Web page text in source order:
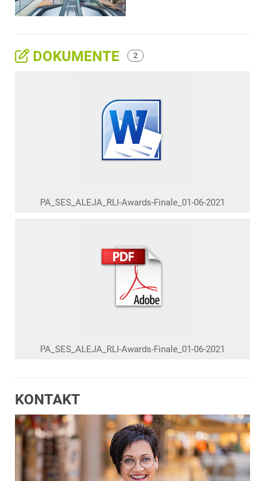
DOKUMENTE 2
PA_SES_ALEJA_RLI-Awards-Finale_01-06-2021
PA_SES_ALEJA_RLI-Awards-Finale_01-06-2021
KONTAKT